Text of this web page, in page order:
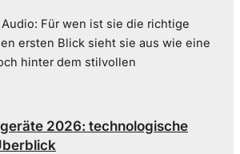
Für wen ist sie die richtige
ersten Blick sieht sie aus wie eine
hinter dem stilvollen
2026: technologische